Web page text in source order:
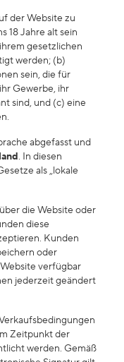
der Website zu
18 Jahre alt sein
gesetzlichen
werden; (b)
sein, die für
Gewerbe, ihr
sind, und (c) eine
abgefasst und
. In diesen
als „lokale
die Website oder
diese
Kunden
oder
verfügbar
jederzeit geändert
Zeitpunkt der
werden. Gemäß